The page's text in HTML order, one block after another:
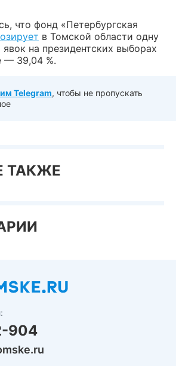
что фонд «Петербургская
в Томской области одну
на президентских выборах
— 39,04 %.
Telegram, чтобы не пропускать
ТАКЖЕ
904